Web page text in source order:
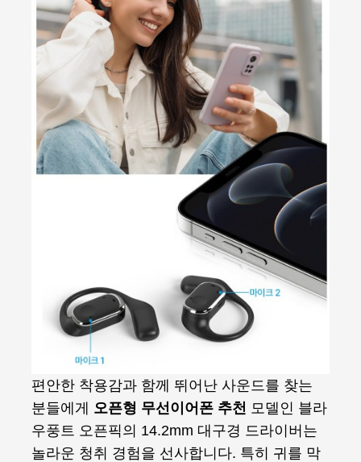
편안한 착용감과 함께 뛰어난 사운드를 찾는
분들에게 오픈형 무선이어폰 추천 모델인 블라
우풍트 오픈픽의 14.2mm 대구경 드라이버는
놀라운 청취 경험을 선사합니다. 특히 귀를 막